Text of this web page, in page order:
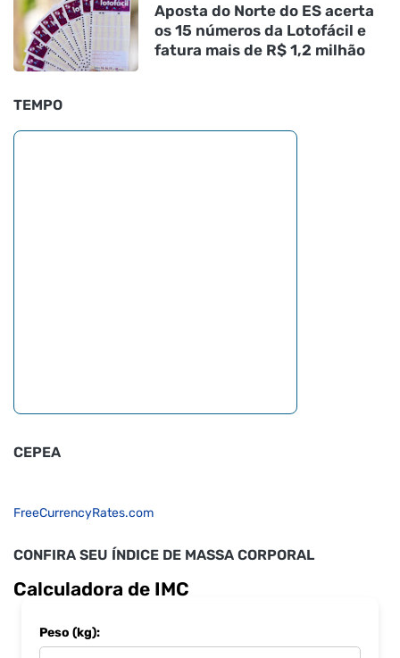
Aposta do Norte do ES acerta
os 15 números da Lotofácil e
fatura mais de R$ 1,2 milhão
TEMPO
CEPEA
FreeCurrencyRates.com
CONFIRA SEU ÍNDICE DE MASSA CORPORAL
Calculadora de IMC
Peso (kg):